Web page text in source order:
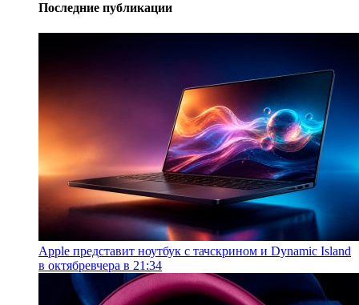
Последние публикации
Apple представит ноутбук с тачскрином и Dynamic Island
в октябревчера в 21:34